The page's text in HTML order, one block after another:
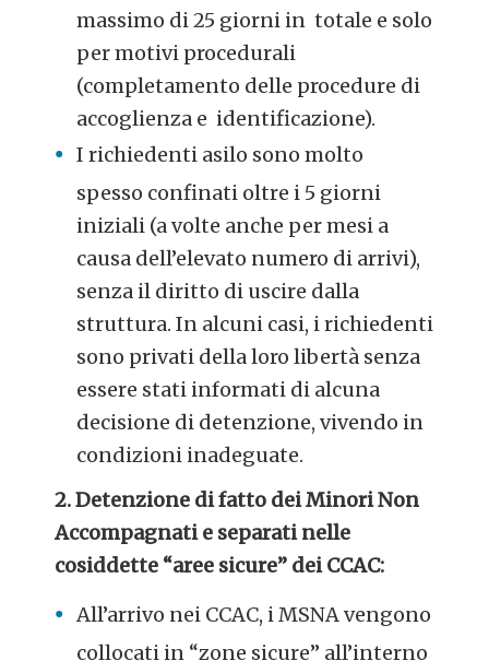
massimo di 25 giorni in totale e solo
per motivi procedurali
(completamento delle procedure di
accoglienza e identificazione).
I richiedenti asilo sono molto
spesso confinati oltre i 5 giorni
iniziali (a volte anche per mesi a
causa dell’elevato numero di arrivi),
senza il diritto di uscire dalla
struttura. In alcuni casi, i richiedenti
sono privati della loro libertà senza
essere stati informati di alcuna
decisione di detenzione, vivendo in
condizioni inadeguate.
2. Detenzione di fatto dei Minori Non
Accompagnati e separati nelle
cosiddette “aree sicure” dei CCAC:
All’arrivo nei CCAC, i MSNA vengono
collocati in “zone sicure” all’interno